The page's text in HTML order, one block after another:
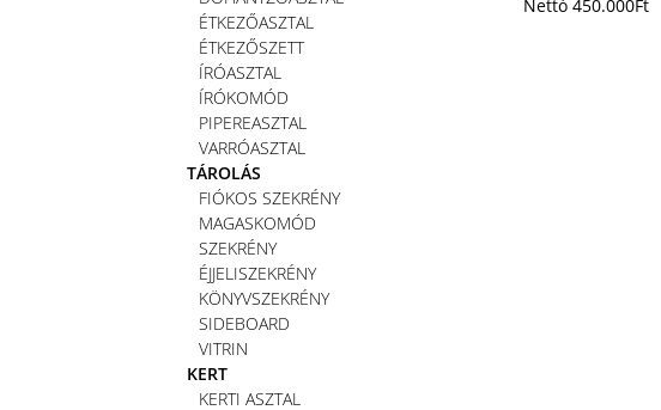
ÉTKEZŐASZTAL
ÉTKEZŐSZETT
ÍRÓASZTAL
ÍRÓKOMÓD
PIPEREASZTAL
VARRÓASZTAL
TÁROLÁS
FIÓKOS SZEKRÉNY
MAGASKOMÓD
SZEKRÉNY
ÉJJELISZEKRÉNY
KÖNYVSZEKRÉNY
SIDEBOARD
VITRIN
KERT
KERTI ASZTAL
Nettó 450.000Ft